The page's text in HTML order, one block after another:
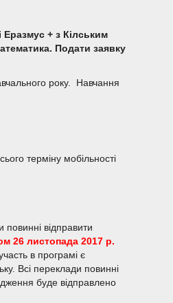
Еразмус + з Кілським
. Подати заявку
року. Навчання
терміну мобільності
повинні відправити
26 листопада 2017 р.
в програмі є
Всі переклади повинні
буде відправлено